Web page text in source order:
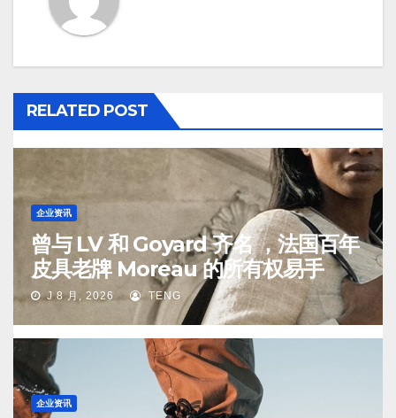
RELATED POST
企业资讯
曾与 LV 和 Goyard 齐名 ，法国百年
皮具老牌 Moreau 的所有权易手
J 8 月, 2026 TENG
企业资讯